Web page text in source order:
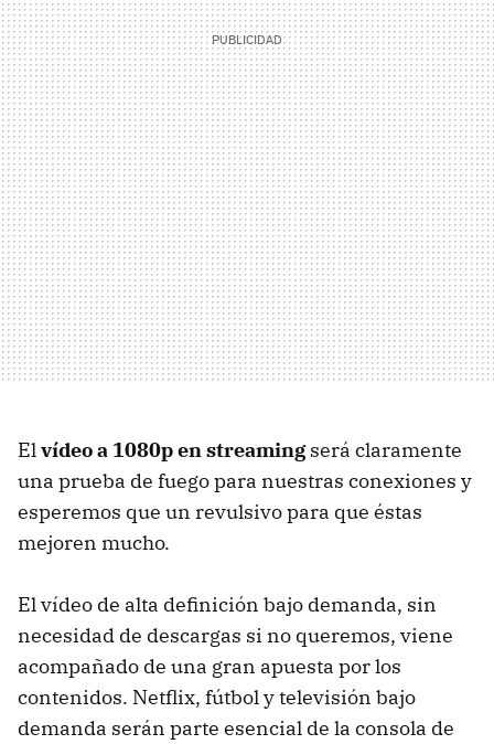
Elvídeo a 1080p en streamingserá claramente
una prueba de fuego para nuestras conexiones y
esperemos que un revulsivo para que éstas
mejoren mucho.
El vídeo de alta definición bajo demanda, sin
necesidad de descargas si no queremos, viene
acompañado de una gran apuesta por los
contenidos. Netflix, fútbol y televisión bajo
demanda serán parte esencial de la consola de